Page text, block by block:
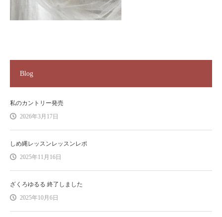
Blog
私のカントリー発売
2026年3月17日
しめ縄レッスンレッスンレポ
2025年11月16日
ざくろゆるる 終了しました
2025年10月6日